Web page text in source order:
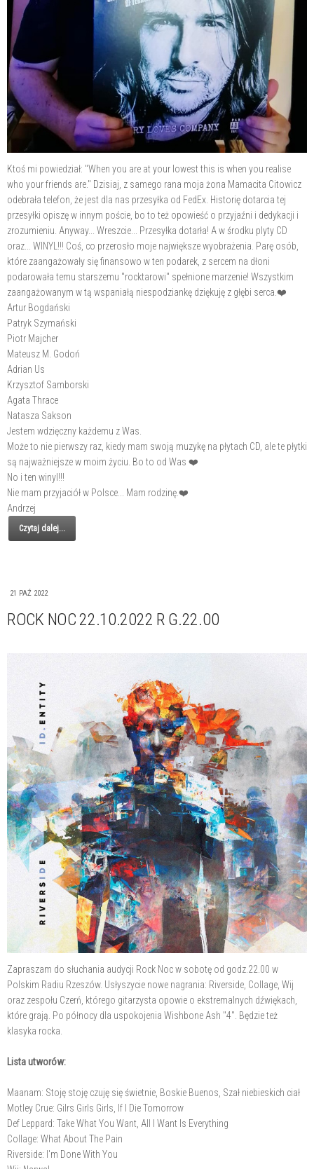
Ktoś mi powiedział: "When you are at your lowest this is when you realise
who your friends are." Dzisiaj, z samego rana moja żona Mamacita Citowicz
odebrała telefon, że jest dla nas przesyłka od FedEx. Historię dotarcia tej
przesyłki opiszę w innym poście, bo to też opowieść o przyjaźni i dedykacji i
zrozumieniu. Anyway... Wreszcie... Przesyłka dotarła! A w środku plyty CD
oraz... WINYL!!! Coś, co przerosło moje największe wyobrażenia. Parę osób,
które zaangażowały się finansowo w ten podarek, z sercem na dłoni
podarowała temu starszemu "rocktarowi" spełnione marzenie! Wszystkim
zaangażowanym w tą wspaniałą niespodziankę dziękuję z głębi serca.❤️
Artur Bogdański
Patryk Szymański
Piotr Majcher
Mateusz M. Godoń
Adrian Us
Krzysztof Samborski
Agata Thrace
Natasza Sakson
Jestem wdzięczny każdemu z Was.
Może to nie pierwszy raz, kiedy mam swoją muzykę na płytach CD, ale te płytki
są najważniejsze w moim życiu. Bo to od Was ❤️
No i ten winyl!!!
Nie mam przyjaciół w Polsce... Mam rodzinę.❤️
Andrzej
Czytaj dalej...
21 PAŹ 2022
ROCK NOC 22.10.2022 R G.22.00
Zapraszam do słuchania audycji Rock Noc w sobotę od godz.22.00 w
Polskim Radiu Rzeszów. Usłyszycie nowe nagrania: Riverside, Collage, Wij
oraz zespołu Czerń, którego gitarzysta opowie o ekstremalnych dźwiękach,
które grają. Po północy dla uspokojenia Wishbone Ash "4". Będzie też
klasyka rocka.
Lista utworów:
Maanam: Stoję stoję czuję się świetnie, Boskie Buenos, Szał niebieskich ciał
Motley Crue: Gilrs Girls Girls, If I Die Tomorrow
Def Leppard: Take What You Want, All I Want Is Everything
Collage: What About The Pain
Riverside: I'm Done With You